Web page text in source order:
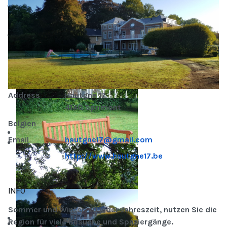
Address
Hautgné 17
4140 Sprimont
Belgien
Email
hautgne17@gmail.com
http://www.hautgne17.be
INFO
Sommer und Winter, zu jeder Jahreszeit, nutzen Sie die
Region für viele Besuche und Spaziergänge.